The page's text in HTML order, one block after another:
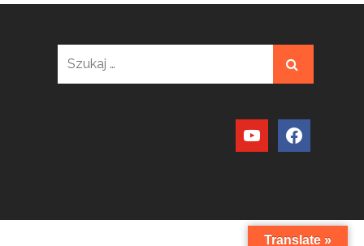
youtube facebook
Translate »